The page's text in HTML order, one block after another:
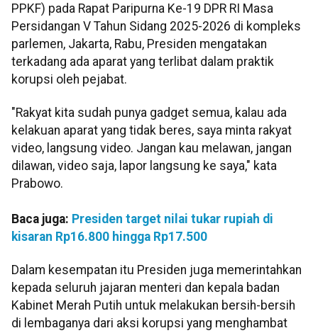
PPKF) pada Rapat Paripurna Ke-19 DPR RI Masa
Persidangan V Tahun Sidang 2025-2026 di kompleks
parlemen, Jakarta, Rabu, Presiden mengatakan
terkadang ada aparat yang terlibat dalam praktik
korupsi oleh pejabat.
"Rakyat kita sudah punya gadget semua, kalau ada
kelakuan aparat yang tidak beres, saya minta rakyat
video, langsung video. Jangan kau melawan, jangan
dilawan, video saja, lapor langsung ke saya," kata
Prabowo.
Baca juga: Presiden target nilai tukar rupiah di
kisaran Rp16.800 hingga Rp17.500
Dalam kesempatan itu Presiden juga memerintahkan
kepada seluruh jajaran menteri dan kepala badan
Kabinet Merah Putih untuk melakukan bersih-bersih
di lembaganya dari aksi korupsi yang menghambat